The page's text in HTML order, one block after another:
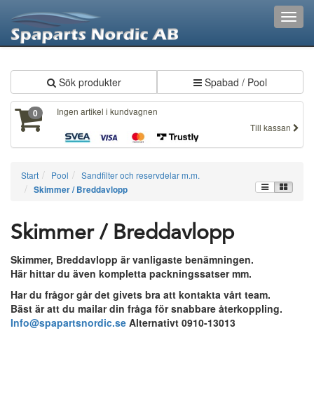
Sök produkter Spabad / Pool
0
Ingen artikel i kundvagnen
Till kassan
Start Pool
Sandfilter och reservdelar m.m.
Skimmer / Breddavlopp
Skimmer / Breddavlopp
Skimmer, Breddavlopp är vanligaste benämningen.
Här hittar du även kompletta packningssatser mm.
Har du frågor går det givets bra att kontakta vårt team.
Bäst är att du mailar din fråga för snabbare återkoppling.
Info@spapartsnordic.se Alternativt 0910-13013